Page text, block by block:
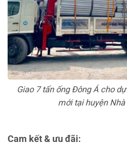
Giao 7 tấn ống Đông Á cho
mới tại huyện Nhà
Cam kết & ưu đãi: